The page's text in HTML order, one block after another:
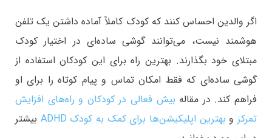
اگر والدین احساس کنند که کودک کاملاً آماده داشتن یک تلفن
هوشمند نیست، می‌توانند گوشی ساده‌ای در اختیار کودک
مبتلای خود بگذارند. بهترین راه برای این کودکان استفاده از
گوشی ساده‌ای که فقط امکان تماس و پیام کوتاه را برای او
فراهم کند. در مقاله بیش فعالی در کودکان و راه‌های افزایش
تمرکز و بهترین اپلیکیشن‌ها برای کمک به کودک ADHD
بیشتر